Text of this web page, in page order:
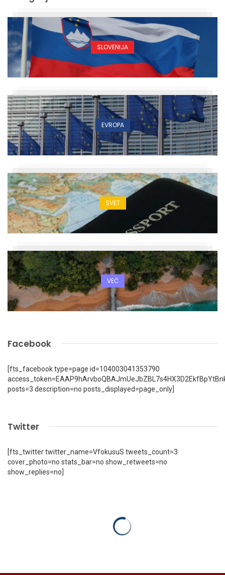
SLOVENIJA
EVROPA
SVET
VEČ
Facebook
[fts_facebook type=page id=104003041353790
posts=3 description=no posts_displayed=page_only]
Twitter
[fts_twitter twitter_name=VfokusuS tweets_count=3
cover_photo=no stats_bar=no show_retweets=no
show_replies=no]